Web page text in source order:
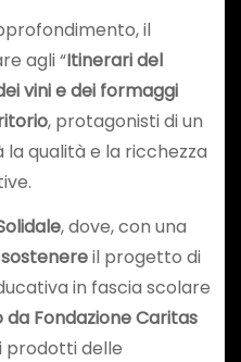
il
agli “Itinerari del
vini e dei formaggi
, protagonisti di un
qualità e la ricchezza
, dove, con una
sostenereil progetto di
in fascia scolare
da Fondazione Caritas
prodotti delle